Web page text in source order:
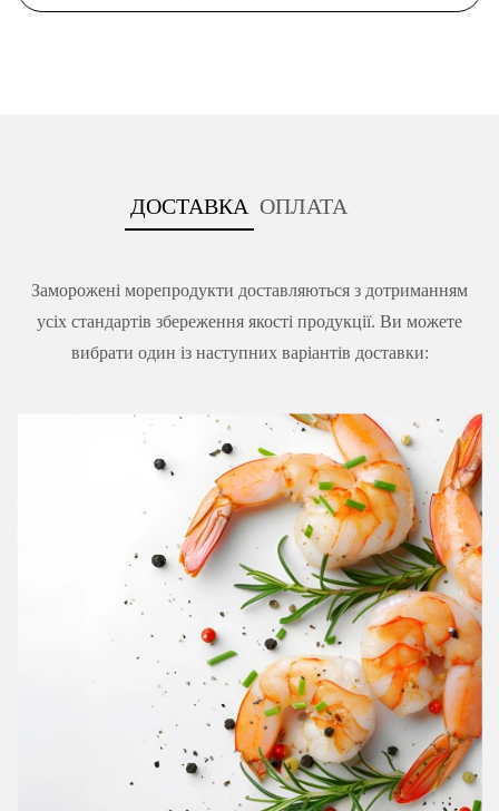
ДОСТАВКА ОПЛАТА
Заморожені морепродукти доставляються з дотриманням
усіх стандартів збереження якості продукції. Ви можете
вибрати один із наступних варіантів доставки: